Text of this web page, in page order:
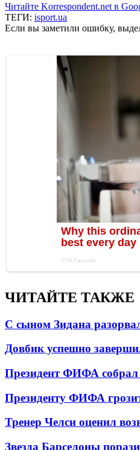
Читайте Korrespondent.net в
ТЕГИ: isport.ua
Если вы заметили ошибку,
ЧИТАЙТЕ ТАКЖЕ
С сыном Зидана
Довбик успешно
Президент ФИФА собрал
Президенту ФИФА
Тренер Челси оценил
Звезда Барселоны